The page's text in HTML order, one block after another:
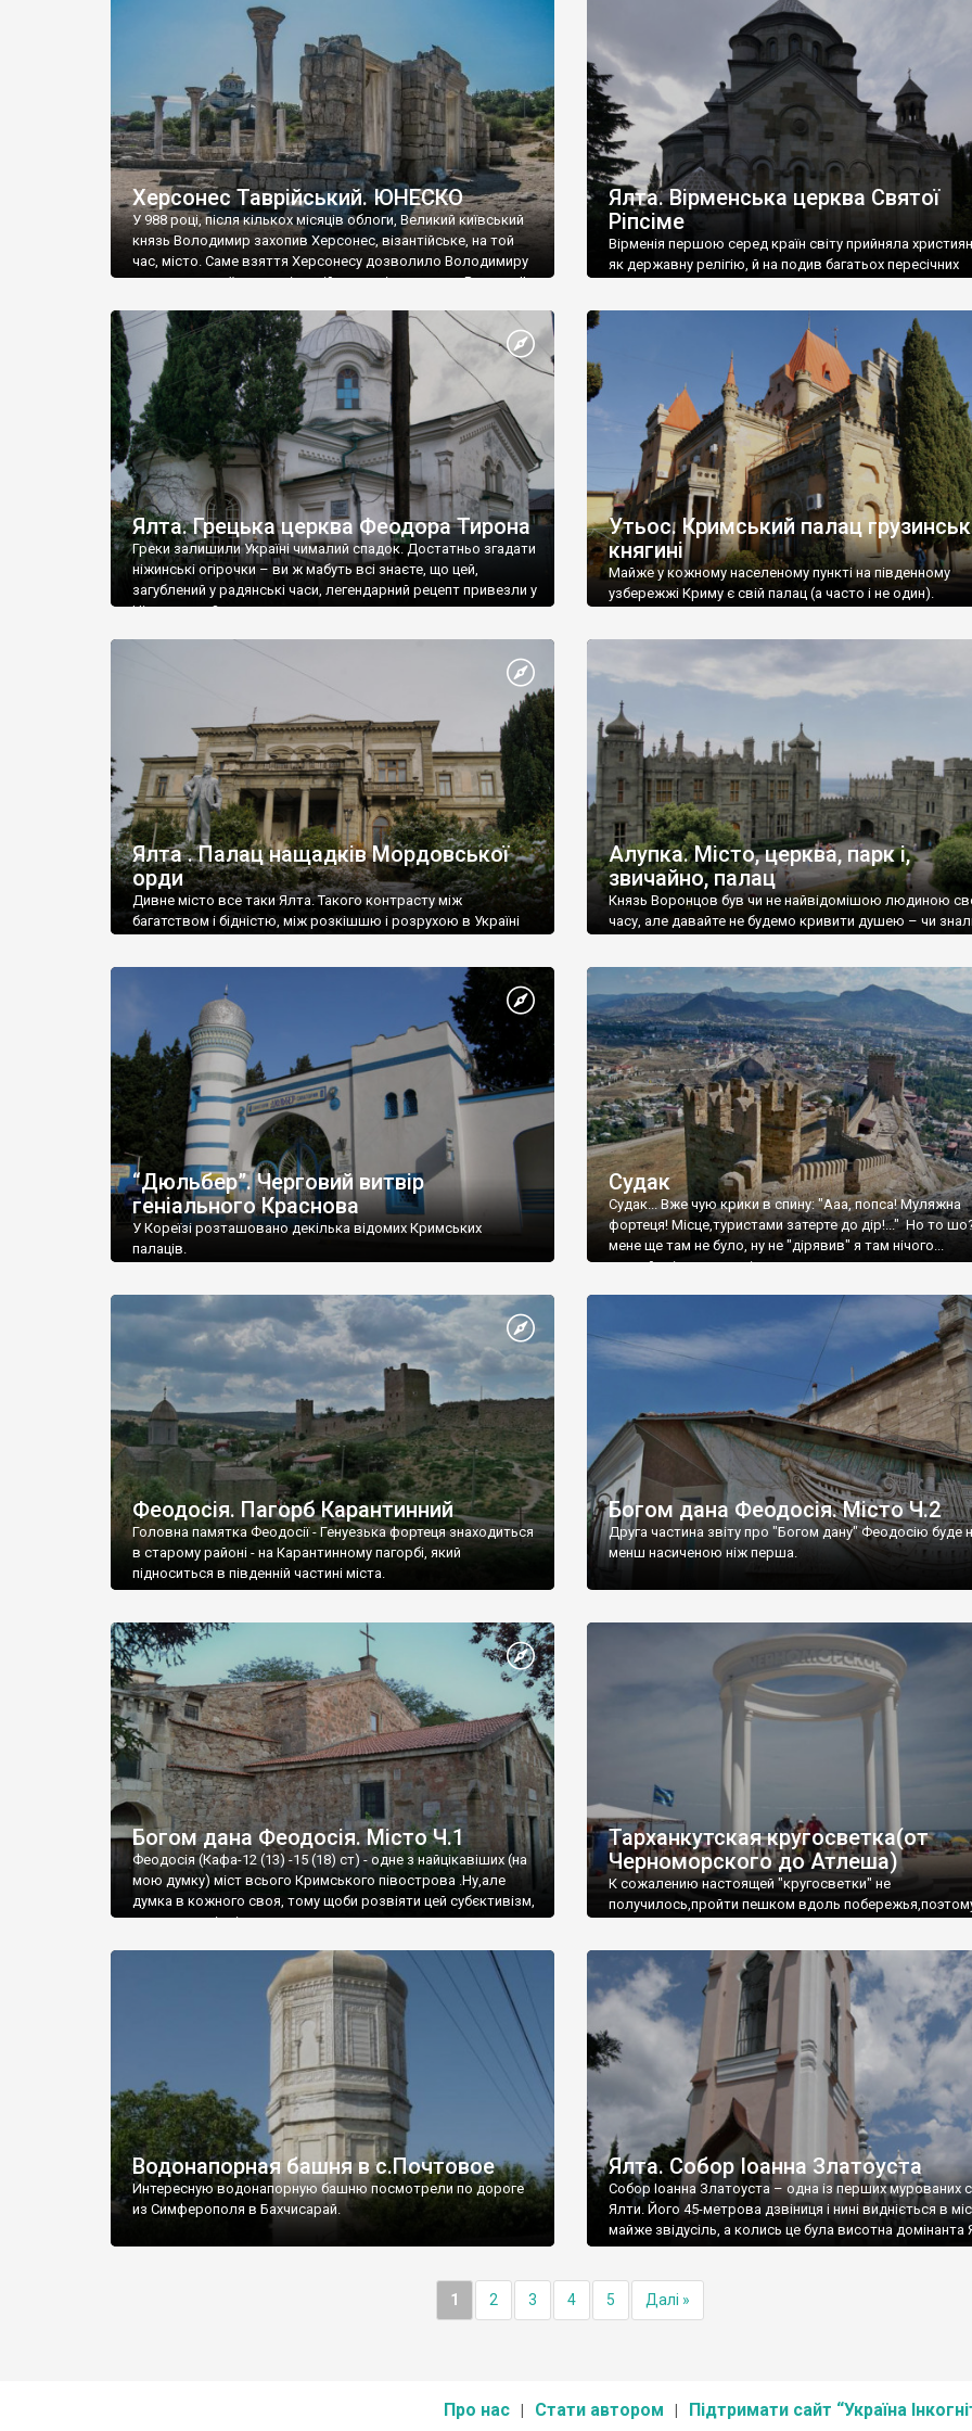
візантійської доби. Раритети викрадені з фондів об’єкту
культурної спадщини ЮНЕСКО «Херсонеса Таврійського».
Офіційно – на виставку «Золото Візантії», але експерти та
влада в Україні вважають це лише […]
називаються «повстяками» (postaki)…” “Вино. Крим
виробляє відмінне вино і його вдосталь: воно все
легке біле і дуже […]
Херсонес Таврійський. ЮНЕСКО
У 988 році, після кількох місяців облоги, Великий київський
князь Володимир захопив Херсонес, візантійське, на той
час, місто. Саме взяття Херсонесу дозволило Володимиру
диктувати свої умови візантійському імператору Василю ІІ,
Херсонесі Володимир-язичник, став Василем-
християнином. А потім було Хрещення Русі. На честь
Херсонесу Таврійського названо місто […]
Ялта. Вірменська церква Святої
Ріпсіме
Вірменія першою серед країн світу прийняла
як державну релігію, й на подив багатьох пересічних
Ялта. Грецька церква Феодора Тирона
Греки залишили Україні чималий спадок. Достатньо згадати
ніжинські огірочки – ви ж мабуть всі знаєте, що цей,
загублений у радянські часи, легендарний рецепт привезли у
Ніжин греки?
Утьос. Кримський палац
княгині
Майже у кожному населеному пункті на південному
узбережжі Криму є свій палац (а часто і не один).
Ялта . Палац нащадків Мордовської
орди
Дивне місто все таки Ялта. Такого контрасту між
багатством і бідністю, між розкішшю і розрухою в Україні
Алупка. Місто, церква, парк і,
звичайно, палац
Князь Воронцов був чи не найвідомішою людиною
часу, але давайте не будемо кривити душею – чи
“Дюльбер”. Черговий витвір
геніального Краснова
У Кореїзі розташовано декілька відомих Кримських
палаців.
Судак
Судак... Вже чую крики в спину: "Ааа, попса! Муляжна
фортеця! Місце,туристами затерте до дір!..." Но то
мене ще там не було, ну не "дірявив" я там нічого...
принаймні до цього літа.
Феодосія. Пагорб Карантинний
Головна памятка Феодосії - Генуезька фортеця знаходиться
в старому районі - на Карантинному пагорбі, який
підноситься в південній частині міста.
Богом дана Феодосія. Місто Ч.2
Друга частина звіту про "Богом дану" Феодосію буде
менш насиченою ніж перша.
Богом дана Феодосія. Місто Ч.1
Феодосія (Кафа-12 (13) -15 (18) ст) - одне з найцікавіших (на
мою думку) міст всього Кримського півострова .Ну,але
думка в кожного своя, тому щоби розвіяти цей субєктивізм,
запрошую відвідати це
Тарханкутская кругосветка(от
Черноморского до Атлеша)
К сожалению настоящей "кругосветки" не
получилось,пройти пешком вдоль
Водонапорная башня в с.Почтовое
Интересную водонапорную башню посмотрели по дороге
из Симферополя в Бахчисарай.
Ялта. Собор Іоанна Златоуста
Собор Іоанна Златоуста – одна із перших мурованих
Ялти. Його 45-метрова дзвіниця і нині видніється в
майже звідусіль, а колись це була висотна домінанта
1 2 3 4 5 Далі »
Про нас Стати автором Підтримати сайт “Україна